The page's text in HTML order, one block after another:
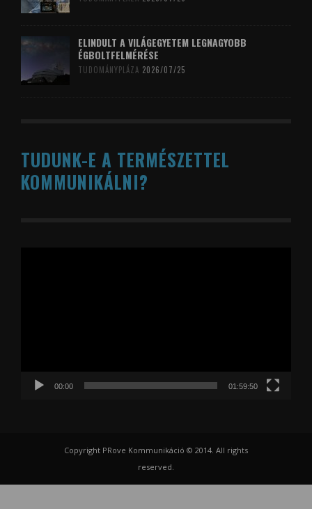
ELINDULT A VILÁGEGYETEM LEGNAGYOBB
ÉGBOLTFELMÉRÉSE
TUDOMÁNYPLÁZA 2026/07/25
TUDUNK-E A TERMÉSZETTEL
KOMMUNIKÁLNI?
00:00 01:59:50
Copyright PRove Kommunikáció © 2014. All rights
reserved.